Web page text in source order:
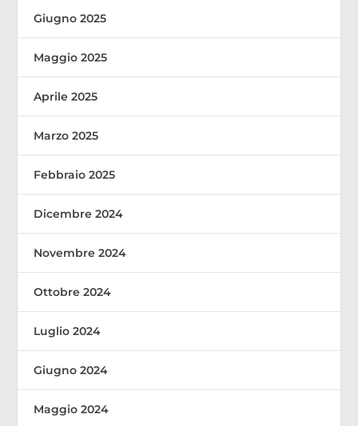
Giugno 2025
Maggio 2025
Aprile 2025
Marzo 2025
Febbraio 2025
Dicembre 2024
Novembre 2024
Ottobre 2024
Luglio 2024
Giugno 2024
Maggio 2024